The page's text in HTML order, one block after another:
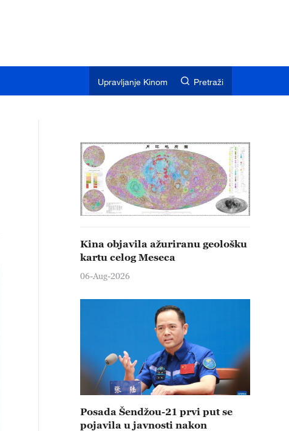
Upravljanje Kinom Pretraži
Kina objavila ažuriranu geološku
kartu celog Meseca
06-Aug-2026
Posada Šendžou-21 prvi put se
pojavila u javnosti nakon